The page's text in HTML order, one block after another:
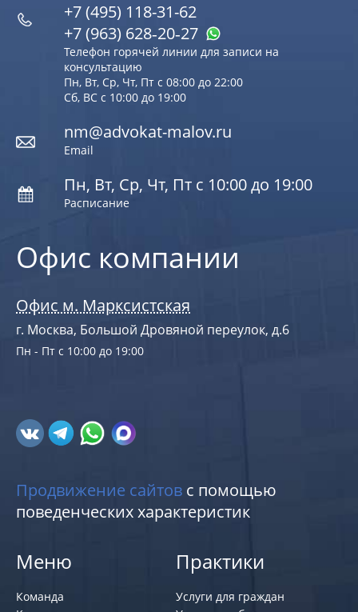
Офис компании
Офис м. Марксистская
г. Москва, Большой Дровяной переулок, д.6
Пн - Пт с 10:00 до 19:00
+7 (495) 118-31-62
+7 (963) 628‑20‑27
Телефон горячей линии для записи на
консультацию
Пн, Вт, Ср, Чт, Пт с 08:00 до 22:00
Сб, ВС с 10:00 до 19:00
nm@advokat-malov.ru
Email
Пн, Вт, Ср, Чт, Пт с 10:00 до 19:00
Расписание
Продвижение сайтов с помощью
поведенческих характеристик
Меню
Команда
Практики
Услуги для граждан